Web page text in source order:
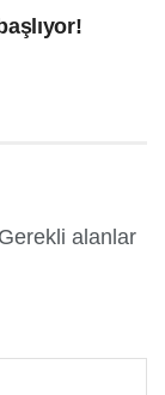
Gerekli alanlar